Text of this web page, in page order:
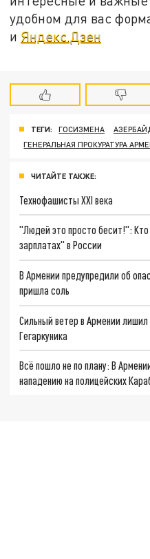
удобном для вас
и Яндекс.Дзен
ТЕГИ: ГОСИЗМЕНА
ГЕНЕРАЛЬНАЯ ПРОКУРАТУРА
ЧИТАЙТЕ ТАКЖЕ:
Технофашисты XXI века
"Людей это просто бесит!":
зарплатах" в России
В Армении предупредили об
пришла соль
Сильный ветер в Армении
Гегаркуника
Всё пошло не по плану: В
нападению на полицейских